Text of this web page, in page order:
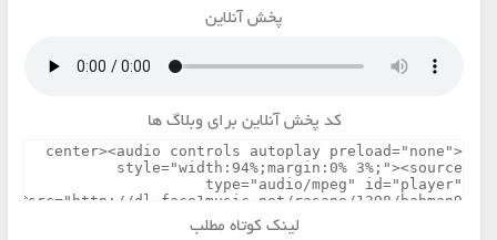
پخش آنلاین
کد پخش آنلاین برای وبلاگ ها
لینک کوتاه مطلب